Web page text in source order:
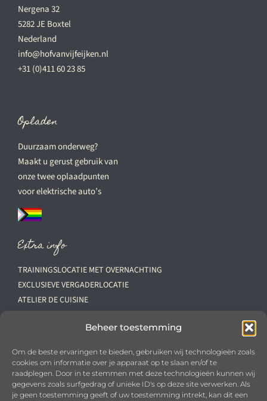
Beheer toestemming
Om de beste ervaringen te bieden, gebruiken wij technologieën zoals
cookies om informatie over je apparaat op te slaan en/of te
raadplegen. Door in te stemmen met deze technologieën kunnen wij
gegevens zoals surfgedrag of unieke ID's op deze site verwerken. Als
je geen toestemming geeft of uw toestemming intrekt, kan dit een
Nergena 32
5282 JE Boxtel
Nederland
info@hofvanvijfeijken.nl
+31 (0)411 60 23 85
Opladen
Duurzaam onderweg?
Maakt u gerust gebruik van
onze twee oplaadpunten
voor elektrische auto’s
Extra info
TRAININGSLOCATIE MET OVERNACHTING
EXCLUSIEVE VERGADERLOCATIE
ATELIER DE CUISINE
PRIVACYBELEID
OPSTELLINGEN ‘PALAIS DES POULES’
KHN VOORWAARDEN